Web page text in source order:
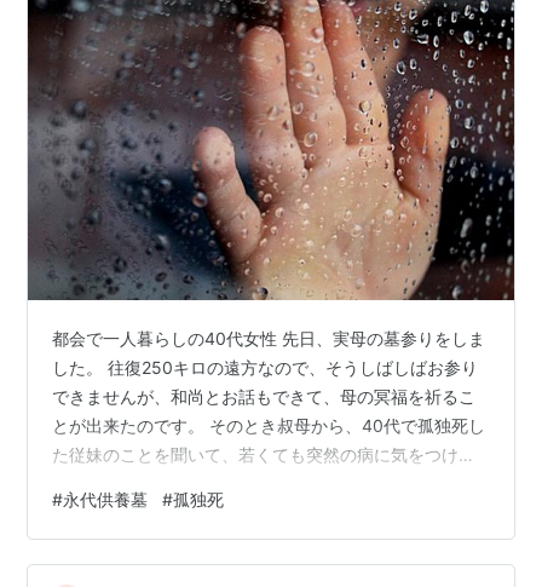
都会で一人暮らしの40代女性 先日、実母の墓参りをしま
した。 往復250キロの遠方なので、そうしばしばお参り
できませんが、和尚とお話もできて、母の冥福を祈るこ
とが出来たのです。 そのとき叔母から、40代で孤独死し
た従妹のことを聞いて、若くても突然の病に気をつけな
ク 40代で孤独死 永代供養墓 まとめ 40代で孤独死 従妹
は優秀な女性でした 実母は6人兄弟の次女でした。 叔父
や叔母・従兄弟たちの多くは、実母が暮らした町に暮し
#永代供養墓 #孤独死